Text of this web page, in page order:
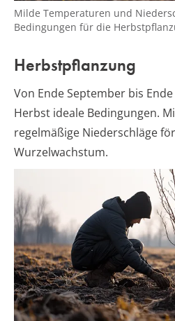
Milde Temperaturen und
Bedingungen für die
Herbstpflanzung
Von Ende September bis
Herbst ideale Bedingungen.
regelmäßige Niederschläge
Wurzelwachstum.